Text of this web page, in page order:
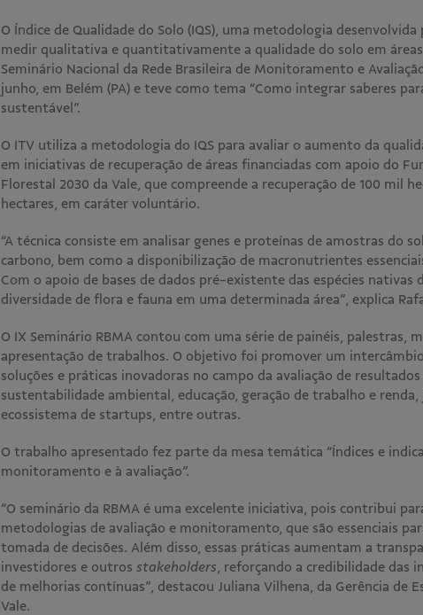
O Índice de Qualidade do Solo (IQS), uma metodologia
medir qualitativa e quantitativamente a qualidade do solo em
Seminário Nacional da Rede Brasileira de Monitoramento e
junho, em Belém (PA) e teve como tema “Como integrar saberes
sustentável”.
O ITV utiliza a metodologia do IQS para avaliar o aumento da
em iniciativas de recuperação de áreas financiadas com apoio do
Florestal 2030 da Vale, que compreende a recuperação de 100 mil
hectares, em caráter voluntário.
“A técnica consiste em analisar genes e proteínas de amostras do
carbono, bem como a disponibilização de macronutrientes
Com o apoio de bases de dados pré-existente das espécies nativas
diversidade de flora e fauna em uma determinada área”, explica
O IX Seminário RBMA contou com uma série de painéis, palestras,
apresentação de trabalhos. O objetivo foi promover um
soluções e práticas inovadoras no campo da avaliação de
sustentabilidade ambiental, educação, geração de trabalho e
ecossistema de startups, entre outras.
O trabalho apresentado fez parte da mesa temática “Índices e
monitoramento e à avaliação”.
“O seminário da RBMA é uma excelente iniciativa, pois contribui
metodologias de avaliação e monitoramento, que são essenciais
tomada de decisões. Além disso, essas práticas aumentam a
investidores e outros stakeholders, reforçando a credibilidade das
de melhorias contínuas”, destacou Juliana Vilhena, da Gerência de
Vale.